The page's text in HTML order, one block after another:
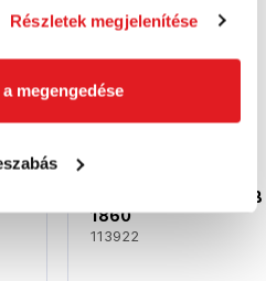
Részletek megjelenítése
megengedése
Akció
AL-KO AKU légfúvó LB
1860
113922